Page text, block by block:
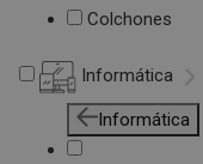
Colchones
Informática
Informática